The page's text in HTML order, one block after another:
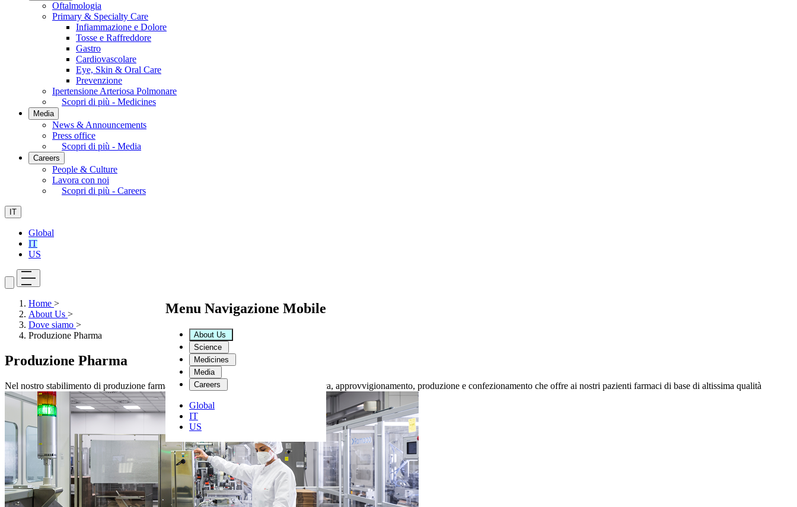
Oftalmologia
Primary & Specialty Care
Infiammazione e Dolore
Tosse e Raffreddore
Gastro
Cardiovascolare
Eye, Skin & Oral Care
Prevenzione
Ipertensione Arteriosa Polmonare
Scopri di più - Medicines
Media
News & Announcements
Press office
Scopri di più - Media
Careers
People & Culture
Lavora con noi
Scopri di più - Careers
IT
Global
IT
US
Menu Navigazione Mobile
About Us
Science
Medicines
Media
Careers
Global
IT
US
Home >
About Us >
Dove siamo >
Produzione Pharma
Produzione Pharma
Nel nostro stabilimento di produzione farmaceutica si svolge l’intero processo di ricerca, approvvigionamento, produzione e confezionamento che offre ai nostri pazienti farmaci di base di altissima qualità